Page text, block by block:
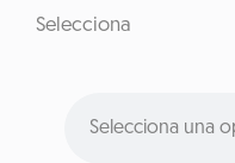
Selecciona
Selecciona una